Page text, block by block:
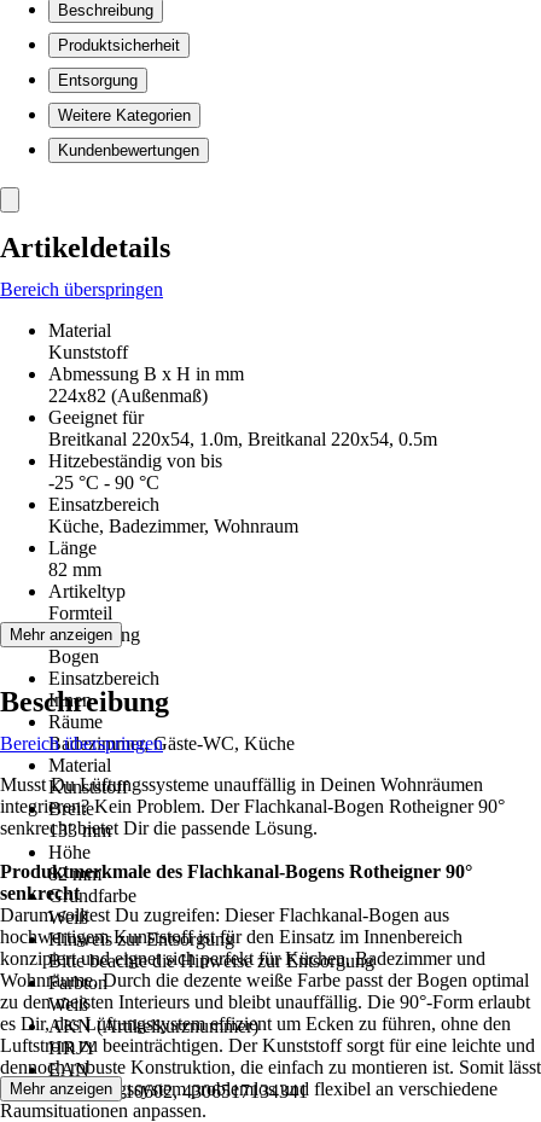
Beschreibung
Produktsicherheit
Entsorgung
Weitere Kategorien
Kundenbewertungen
Artikeldetails
Bereich überspringen
Material
Kunststoff
Abmessung B x H in mm
224x82 (Außenmaß)
Geeignet für
Breitkanal 220x54, 1.0m, Breitkanal 220x54, 0.5m
Hitzebeständig von bis
-25 °C - 90 °C
Einsatzbereich
Küche, Badezimmer, Wohnraum
Länge
82 mm
Artikeltyp
Formteil
Ausführung
Bogen
Einsatzbereich
Innen
Räume
Badezimmer, Gäste-WC, Küche
Material
Kunststoff
Breite
133 mm
Höhe
82 mm
Grundfarbe
Weiß
Hinweis zur Entsorgung
Bitte beachte die Hinweise zur Entsorgung
Farbton
Weiß
AKN (Artikelkurznummer)
HRJY
EAN
4046293110602, 4306517134341
Mehr anzeigen
Beschreibung
Bereich überspringen
Musst Du Lüftungssysteme unauffällig in Deinen Wohnräumen
integrieren? Kein Problem. Der Flachkanal-Bogen Rotheigner 90°
senkrecht bietet Dir die passende Lösung.
Produktmerkmale des Flachkanal-Bogens Rotheigner 90°
senkrecht
Darum solltest Du zugreifen: Dieser Flachkanal-Bogen aus
hochwertigem Kunststoff ist für den Einsatz im Innenbereich
konzipiert und eignet sich perfekt für Küchen, Badezimmer und
Wohnräume. Durch die dezente weiße Farbe passt der Bogen optimal
zu den meisten Interieurs und bleibt unauffällig. Die 90°-Form erlaubt
es Dir, das Lüftungssystem effizient um Ecken zu führen, ohne den
Luftstrom zu beeinträchtigen. Der Kunststoff sorgt für eine leichte und
dennoch robuste Konstruktion, die einfach zu montieren ist. Somit lässt
sich das Lüftungssystem problemlos und flexibel an verschiedene
Raumsituationen anpassen.
Mehr anzeigen